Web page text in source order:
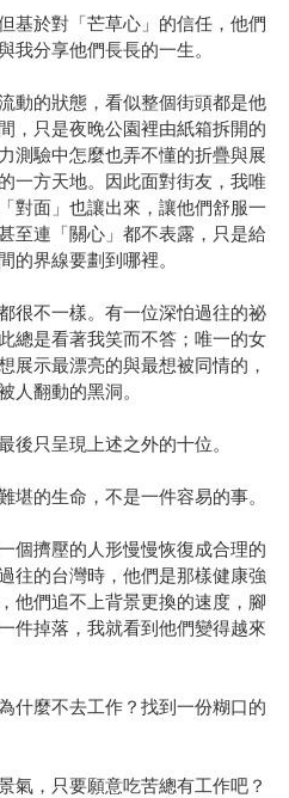
基於對「芒草心」的信任，他們
我分享他們長長的一生。
動的狀態，看似整個街頭都是他
，只是夜晚公園裡由紙箱拆開的
測驗中怎麼也弄不懂的折疊與展
一方天地。因此面對街友，我唯
對面」也讓出來，讓他們舒服一
至連「關心」都不表露，只是給
的界線要劃到哪裡。
很不一樣。有一位深怕過往的祕
總是看著我笑而不答；唯一的女
展示最漂亮的與最想被同情的，
人翻動的黑洞。
後只呈現上述之外的十位。
堪的生命，不是一件容易的事。
個擠壓的人形慢慢恢復成合理的
往的台灣時，他們是那樣健康強
他們追不上背景更換的速度，腳
件掉落，我就看到他們變得越來
什麼不去工作？找到一份糊口的
氣，只要願意吃苦總有工作吧？